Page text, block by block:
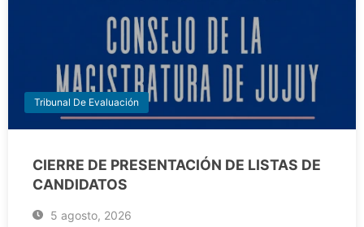
Tribunal De Evaluación
CIERRE DE PRESENTACIÓN DE LISTAS DE
CANDIDATOS
5 agosto, 2026